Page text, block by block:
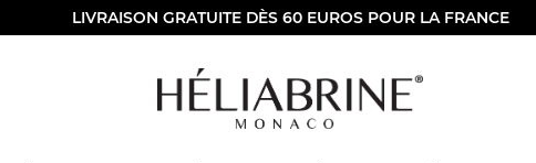
LIVRAISON GRATUITE DÈS 60 EUROS POUR LA FRANCE